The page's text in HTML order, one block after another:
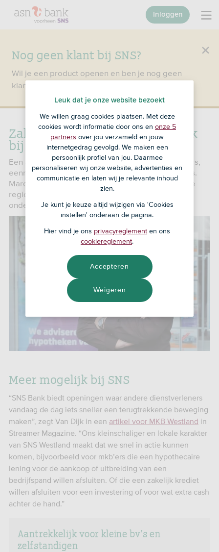
Nog geen klant bij SNS?
Wil je een product openen en ben je nog geen
klant bij SNS?
Inloggen
Zakelijke hypotheek SNS in trek
bij ondernemers
Een aantrekkelijke zakelijke propositie voor zzp’ers,
eenmanszaken, vof’s, maatschappen en kleine bv’s.
Marcel van Dijk, financieel adviseur bij SNS voor de
regio Westland/Delft/Den Haag, merkt dat
ondernemers SNS steeds beter weten te vinden.
Meer mogelijk bij SNS
“SNS Bank biedt openingen waar andere dienstverleners
vandaag de dag iets sneller een terugtrekkende beweging
maken”, zegt Van Dijk in een artikel voor MKB Westland in
Streamer Magazine. “Ons kleinschaliger en lokale karakter
van SNS Westland maakt dat we snel in actie kunnen
komen, bijvoorbeeld voor mkb’ers die een hypothecaire
lening voor de aankoop of uitbreiding van een
bedrijfspand willen afsluiten. Of die een zakelijk krediet
willen afsluiten voor een investering of voor wat extra cash
achter de hand.”
Aantrekkelijk voor kleine bv’s en
zelfstandigen
Leuk dat je onze website bezoekt
We willen graag cookies plaatsen. Met deze
cookies wordt informatie door ons en onze 5
partners over jou verzameld en jouw
internetgedrag gevolgd. We maken een
persoonlijk profiel van jou. Daarmee
personaliseren wij onze website, advertenties en
communicatie en laten wij je relevante inhoud
zien.
Je kunt je keuze altijd wijzigen via 'Cookies
instellen' onderaan de pagina.
Hier vind je ons privacyreglement en ons
cookiereglement.
Weigeren
Accepteren